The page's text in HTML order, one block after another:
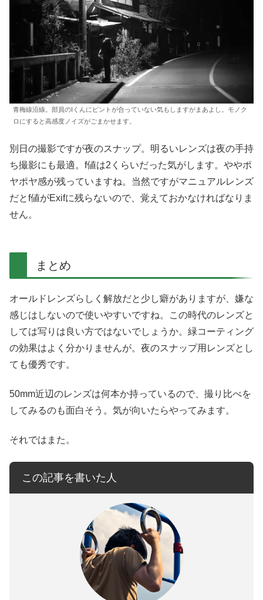
青梅線沿線。部員のIくんにピントが合っていない気もしますがまあよし。モノク
ロにすると高感度ノイズがごまかせます。
別日の撮影ですが夜のスナップ。明るいレンズは夜の手持
ち撮影にも最適。f値は2くらいだった気がします。ややポ
ヤポヤ感が残っていますね。当然ですがマニュアルレンズ
だとf値がExifに残らないので、覚えておかなければなりま
せん。
まとめ
オールドレンズらしく解放だと少し癖がありますが、嫌な
感じはしないので使いやすいですね。この時代のレンズと
しては写りは良い方ではないでしょうか。緑コーティング
の効果はよく分かりませんが。夜のスナップ用レンズとし
ても優秀です。
50mm近辺のレンズは何本か持っているので、撮り比べを
してみるのも面白そう。気が向いたらやってみます。
それではまた。
この記事を書いた人